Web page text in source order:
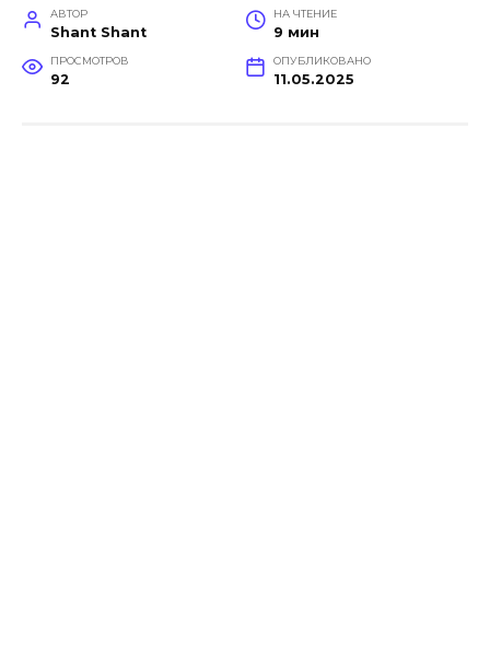
АВТОР
Shant Shant
НА ЧТЕНИЕ
9 мин
ПРОСМОТРОВ
92
ОПУБЛИКОВАНО
11.05.2025